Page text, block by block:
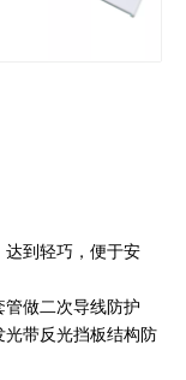
达到轻巧，便于安
做二次导线防护
带反光挡板结构防